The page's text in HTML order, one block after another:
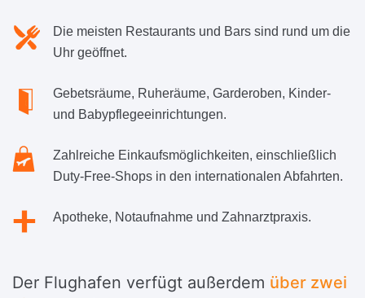
Die meisten Restaurants und Bars sind rund um die
Uhr geöffnet.
Gebetsräume, Ruheräume, Garderoben, Kinder-
und Babypflegeeinrichtungen.
Zahlreiche Einkaufsmöglichkeiten, einschließlich
Duty-Free-Shops in den internationalen Abfahrten.
Apotheke, Notaufnahme und Zahnarztpraxis.
Der Flughafen verfügt außerdem über zwei